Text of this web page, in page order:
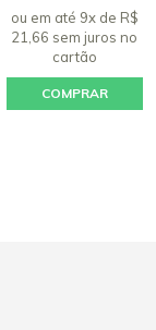
ou em até 9x de R$
21,66 sem jurosno
cartão
COMPRAR